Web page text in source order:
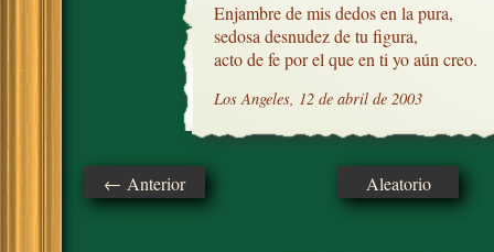
Enjambre de mis dedos en la pura,
sedosa desnudez de tu figura,
acto de fe por el que en ti yo aún creo.
Los Angeles, 12 de abril de 2003
← Anterior Aleatorio